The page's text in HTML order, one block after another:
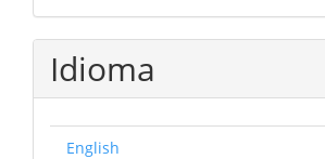
Idioma
English